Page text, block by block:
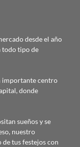
desde el año
todo tipo de
importante centro
donde
sueños y se
nuestro
tus festejos con